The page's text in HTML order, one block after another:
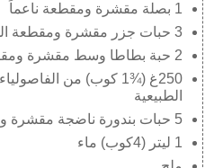
1 بصلة مقشرة ومقطعة ناعماً
3 حبات جزر مقشرة ومقطعة الى مربعات
2 حبة بطاطا وسط مقشرة ومقطعة الى مربعات
250غ (¾1 كوب) من
الطبيعية
5 حبات بندورة ناضجة مقشرة ومقطعة ناعماً
1 ليتر (4كوب) ماء